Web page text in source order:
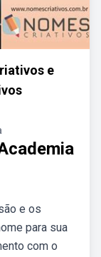
e
e os
para sua
com o